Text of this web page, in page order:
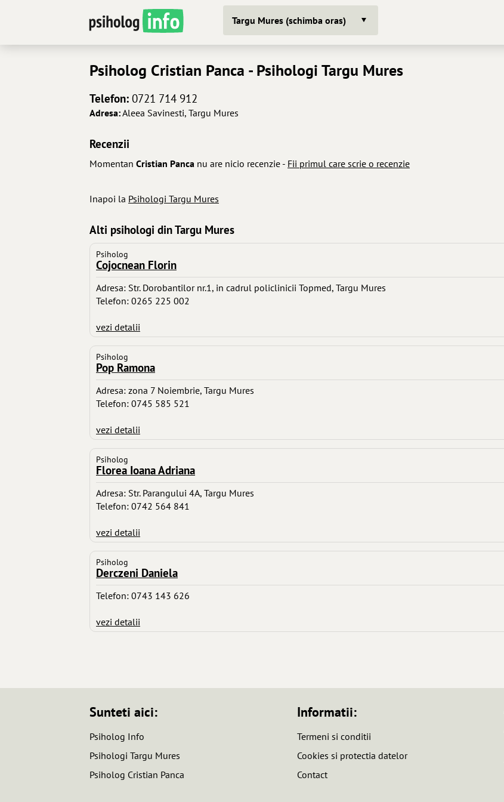
Targu Mures (schimba oras)
Psiholog Cristian Panca - Psihologi Targu Mures
Telefon: 0721 714 912
Adresa:Aleea Savinesti, Targu Mures
Recenzii
Momentan Cristian Panca nu are nicio recenzie - Fii primul care scrie o recenzie
Inapoi la Psihologi Targu Mures
Alti psihologi din Targu Mures
Psiholog
Cojocnean Florin
Adresa: Str. Dorobantilor nr.1, in cadrul policlinicii Topmed, Targu Mures
Telefon: 0265 225 002
vezi detalii
Psiholog
Pop Ramona
Adresa: zona 7 Noiembrie, Targu Mures
Telefon: 0745 585 521
vezi detalii
Psiholog
Florea Ioana Adriana
Adresa: Str. Parangului 4A, Targu Mures
Telefon: 0742 564 841
vezi detalii
Psiholog
Derczeni Daniela
Telefon: 0743 143 626
vezi detalii
Sunteti aici:
Psiholog Info
Psihologi Targu Mures
Psiholog Cristian Panca
Informatii:
Termeni si conditii
Cookies si protectia datelor
Contact